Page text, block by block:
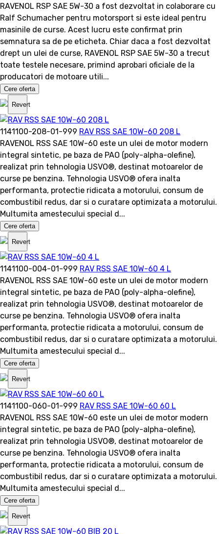
RAVENOL RSP SAE 5W-30 a fost dezvoltat in colaborare cu
Ralf Schumacher pentru motorsport si este ideal pentru
masinile de curse. Acest lucru este confirmat prin
semnatura sa de pe eticheta. Chiar daca a fost dezvoltat
drept un ulei de curse, RAVENOL RSP SAE 5W-30 a trecut
toate testele necesare, primind aprobari oficiale de la
producatori de motoare utili...
Cere oferta
Revert
1141100-208-01-999 RAV RSS SAE 10W-60 208 L
RAVENOL RSS SAE 10W-60 este un ulei de motor modern
integral sintetic, pe baza de PAO (poly-alpha-olefine),
realizat prin tehnologia USVO®, destinat motoarelor de
curse pe benzina. Tehnologia USVO® ofera inalta
performanta, protectie ridicata a motorului, consum de
combustibil redus, dar si o curatare optimizata a motorului.
Multumita amestecului special d...
Cere oferta
Revert
1141100-004-01-999 RAV RSS SAE 10W-60 4 L
RAVENOL RSS SAE 10W-60 este un ulei de motor modern
integral sintetic, pe baza de PAO (poly-alpha-olefine),
realizat prin tehnologia USVO®, destinat motoarelor de
curse pe benzina. Tehnologia USVO® ofera inalta
performanta, protectie ridicata a motorului, consum de
combustibil redus, dar si o curatare optimizata a motorului.
Multumita amestecului special d...
Cere oferta
Revert
1141100-060-01-999 RAV RSS SAE 10W-60 60 L
RAVENOL RSS SAE 10W-60 este un ulei de motor modern
integral sintetic, pe baza de PAO (poly-alpha-olefine),
realizat prin tehnologia USVO®, destinat motoarelor de
curse pe benzina. Tehnologia USVO® ofera inalta
performanta, protectie ridicata a motorului, consum de
combustibil redus, dar si o curatare optimizata a motorului.
Multumita amestecului special d...
Cere oferta
Revert